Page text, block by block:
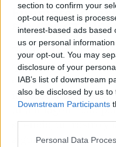
section to confirm your
opt-out request is
interest-based ads based
us or personal
your opt-out. You may
disclosure of your
IAB’s list of downstream
also be disclosed by us
Downstream Participants
Personal Data
Fujimoto: el
sin dar
Tatsuki Fujimoto
que quiera. Lo
confirma con
no necesitan
una imagen. Esta
silencio, un rostro y
siguiente giro va a